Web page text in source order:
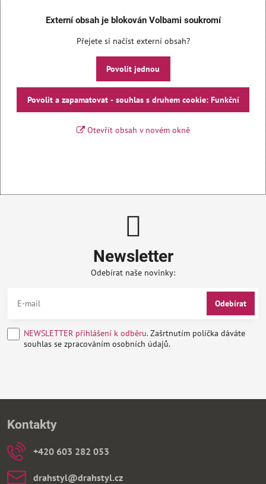
Externí obsah je blokován Volbami soukromí
Přejete si načíst externí obsah?
Povolit jednou
Povolit a zapamatovat - souhlas s druhem cookie: Funkční
Otevřít obsah v novém okně
Newsletter
Odebírat naše novinky:
Odebírat
NEWSLETTER přihlášení k odběru.Zašrtnutím políčka dáváte
souhlas se zpracováním osobních údajů.
Kontakty
+420 603 282 053
drahstyl​@drahstyl​.cz